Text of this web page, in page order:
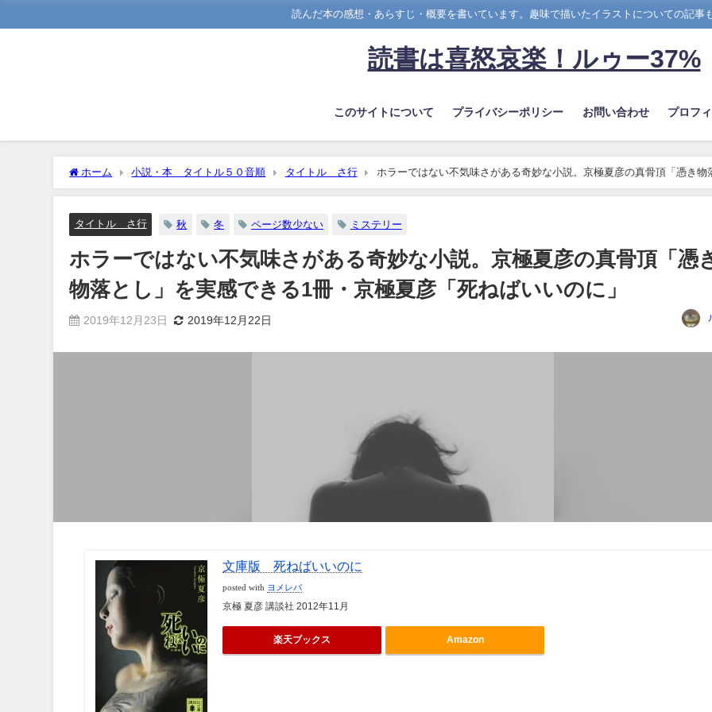
読んだ本の感想・あらすじ・概要を書いています。趣味で描いたイラストについての記事
読書は喜怒哀楽！ルゥー37%
このサイトについて プライバシーポリシー お問い合わせ プロフ
ホーム 小説・本 タイトル５０音順 タイトル さ行
ホラーではない不気味さがある奇妙な小説。京極夏彦の真骨頂「憑き物
し」を実感できる1冊・京極夏彦「死ねばいいのに」
タイトル さ行 秋 冬 ページ数少ない ミステリー
ホラーではない不気味さがある奇妙な小説。京極夏彦の真骨頂「憑
物落とし」を実感できる1冊・京極夏彦「死ねばいいのに」
2019年12月23日 2019年12月22日
文庫版 死ねばいいのに
posted with ヨメレバ
京極 夏彦 講談社 2012年11月
楽天ブックス Amazon